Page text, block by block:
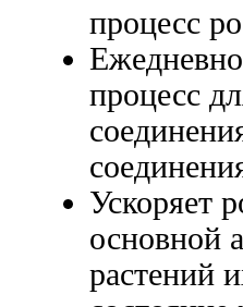
процесс
процесс
Ускоряет
основной
растений